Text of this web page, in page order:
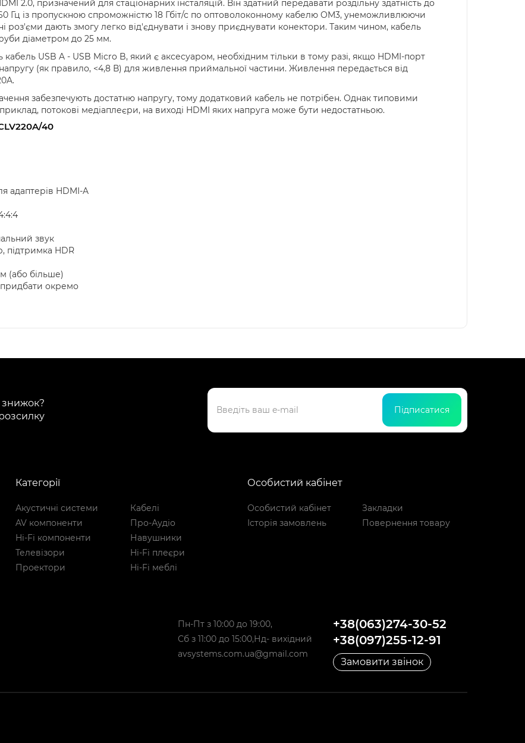
2.0, призначений для стаціонарних інсталяцій. Він здатний передавати роздільну здатність до
Гц із пропускною спроможністю 18 Гбіт/с по оптоволоконному кабелю OM3, унеможливлюючи
дають змогу легко від'єднувати і знову приєднувати конектори. Таким чином, кабель
діаметром до 25 мм.
USB A - USB Micro B, який є аксесуаром, необхідним тільки в тому разі, якщо HDMI-порт
(як правило, <4,8 В) для живлення приймальної частини. Живлення передається від
забезпечують достатню напругу, тому додатковий кабель не потрібен. Однак типовими
потокові медіаплеєри, на виході HDMI яких напруга може бути недостатньою.
40
адаптерів HDMI-A
звук
підтримка HDR
(або більше)
окремо
знижок?
Підписатися
Категорії
Акустичні системи
AV компоненти
Hi-Fi компоненти
Телевізори
Проектори
Кабелі
Про-Аудіо
Навушники
Hi-Fi плеєри
Hi-Fi меблі
Особистий кабінет
Особистий кабінет
Історія замовлень
Закладки
Повернення товару
Пн-Пт з 10:00 до 19:00,
Сб з 11:00 до 15:00,Нд- вихідний
avsystems.com.ua@gmail.com
+38(063)274-30-52
+38(097)255-12-91
Замовити звінок